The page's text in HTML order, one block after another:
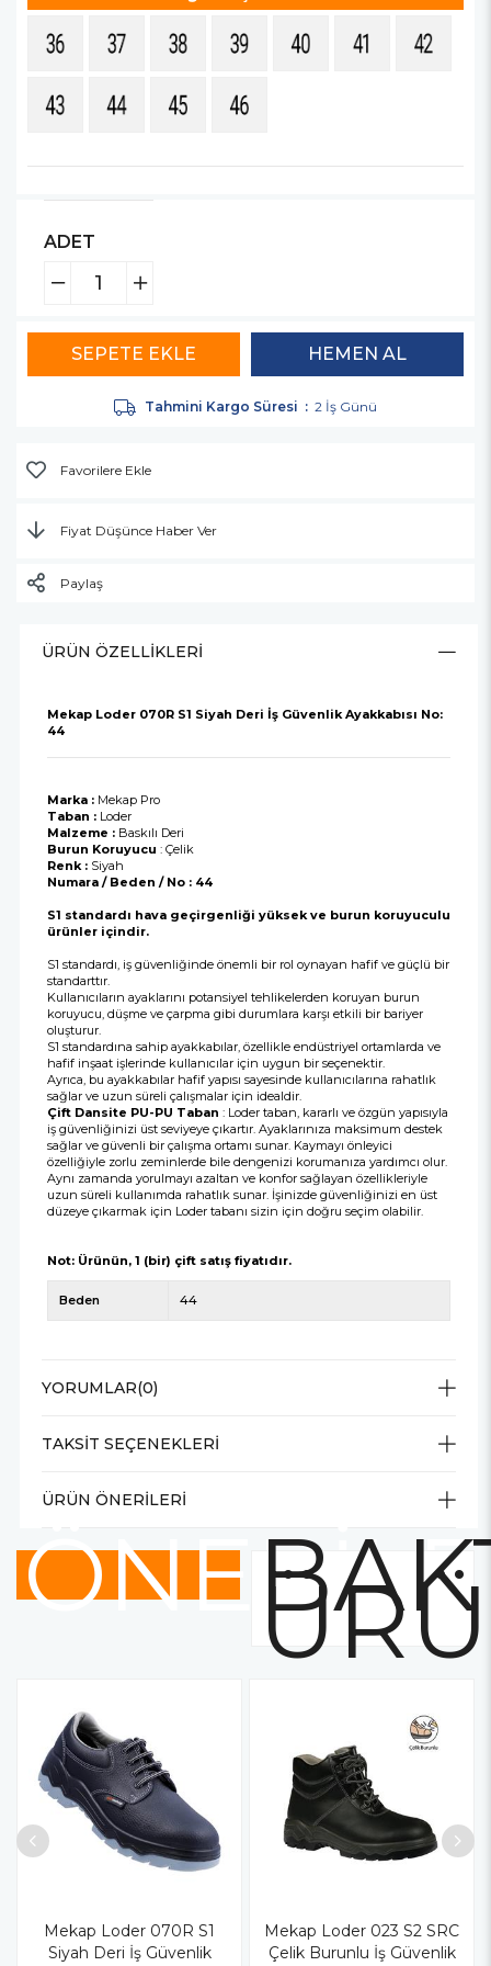
ADET
Tahmini Kargo Süresi : 2 İş Günü
Favorilere Ekle
Fiyat Düşünce Haber Ver
Paylaş
ÜRÜN ÖZELLIKLERI
Mekap Loder 070R S1 Siyah Deri İş Güvenlik Ayakkabısı No:
44
Marka : Mekap Pro
Taban :Loder
Malzeme :Baskılı Deri
Burun Koruyucu : Çelik
Renk : Siyah
Numara / Beden / No : 44
S1 standardı hava geçirgenliği yüksek ve burun koruyuculu
ürünler içindir.
S1 standardı, iş güvenliğinde önemli bir rol oynayan hafif ve güçlü bir
standarttır.
Kullanıcıların ayaklarını potansiyel tehlikelerden koruyan burun
koruyucu, düşme ve çarpma gibi durumlara karşı etkili bir bariyer
oluşturur.
S1 standardına sahip ayakkabılar, özellikle endüstriyel ortamlarda ve
hafif inşaat işlerinde kullanıcılar için uygun bir seçenektir.
Ayrıca, bu ayakkabılar hafif yapısı sayesinde kullanıcılarına rahatlık
sağlar ve uzun süreli çalışmalar için idealdir.
Çift Dansite PU-PU Taban : Loder taban, kararlı ve özgün yapısıyla
iş güvenliğinizi üst seviyeye çıkartır. Ayaklarınıza maksimum destek
sağlar ve güvenli bir çalışma ortamı sunar. Kaymayı önleyici
özelliğiyle zorlu zeminlerde bile dengenizi korumanıza yardımcı olur.
Aynı zamanda yorulmayı azaltan ve konfor sağlayan özellikleriyle
uzun süreli kullanımda rahatlık sunar. İşinizde güvenliğinizi en üst
düzeye çıkarmak için Loder tabanı sizin için doğru seçim olabilir.
Not: Ürünün, 1 (bir) çift satış fiyatıdır.
Beden 44
YORUMLAR(0)
TAKSIT SEÇENEKLERI
ÜRÜN ÖNERILERI
Mekap Loder 070R S1
Siyah Deri İş Güvenlik
Mekap Loder 023 S2 SRC
Çelik Burunlu İş Güvenlik